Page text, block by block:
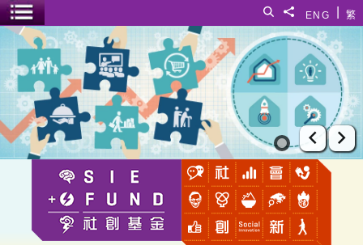
繁
ENG
分享給
搜寻
菜单开关
Expanding the EmpowerU Educational Platform
上一张
下